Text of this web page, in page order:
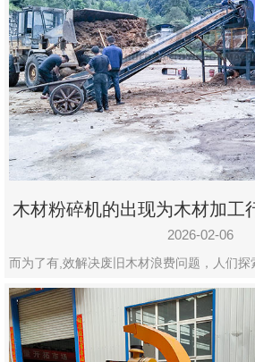
木材粉碎机的出现为木材加工
化
2026-02-06
而为了有,效解决废旧木材浪费问题，人们探